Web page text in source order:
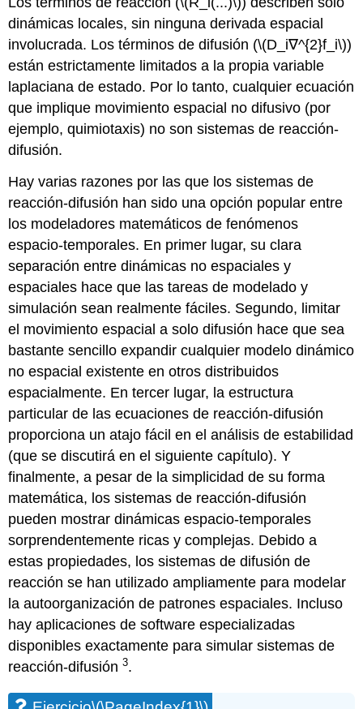
dinámicas locales, sin ninguna derivada espacial
involucrada. Los términos de difusión (\(D_i∇^{2}f_i\))
están estrictamente limitados a la propia variable
laplaciana de estado. Por lo tanto, cualquier ecuación
que implique movimiento espacial no difusivo (por
ejemplo, quimiotaxis) no son sistemas de reacción-
difusión.
Hay varias razones por las que los sistemas de
reacción-difusión han sido una opción popular entre
los modeladores matemáticos de fenómenos
espacio-temporales. En primer lugar, su clara
separación entre dinámicas no espaciales y
espaciales hace que las tareas de modelado y
simulación sean realmente fáciles. Segundo, limitar
el movimiento espacial a solo difusión hace que sea
bastante sencillo expandir cualquier modelo dinámico
no espacial existente en otros distribuidos
espacialmente. En tercer lugar, la estructura
particular de las ecuaciones de reacción-difusión
proporciona un atajo fácil en el análisis de estabilidad
(que se discutirá en el siguiente capítulo). Y
finalmente, a pesar de la simplicidad de su forma
matemática, los sistemas de reacción-difusión
pueden mostrar dinámicas espacio-temporales
sorprendentemente ricas y complejas. Debido a
estas propiedades, los sistemas de difusión de
reacción se han utilizado ampliamente para modelar
la autoorganización de patrones espaciales. Incluso
hay aplicaciones de software especializadas
disponibles exactamente para simular sistemas de
reacción-difusión3.